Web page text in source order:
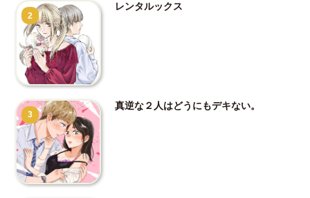
2
レンタルックス
3
真逆な２人はどうにもデキない。